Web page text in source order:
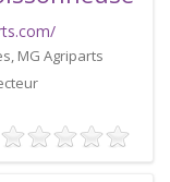
MG Agriparts